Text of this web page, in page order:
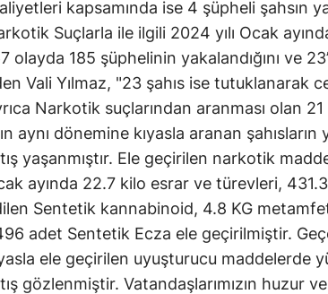
kapsamında ise 4 şüpheli şahsın
Suçlarla ile ilgili 2024 yılı Ocak
olayda 185 şüphelinin yakalandığını ve
Vali Yılmaz, "23 şahıs ise tutuklanarak
Narkotik suçlarından aranması olan
aynı dönemine kıyasla aranan
yaşanmıştır. Ele geçirilen narkotik
ayında 22.7 kilo esrar ve türevleri,
Sentetik kannabinoid, 4.8 KG
adet Sentetik Ecza ele geçirilmiştir.
ele geçirilen uyuşturucu maddelerde
gözlenmiştir. Vatandaşlarımızın huzur